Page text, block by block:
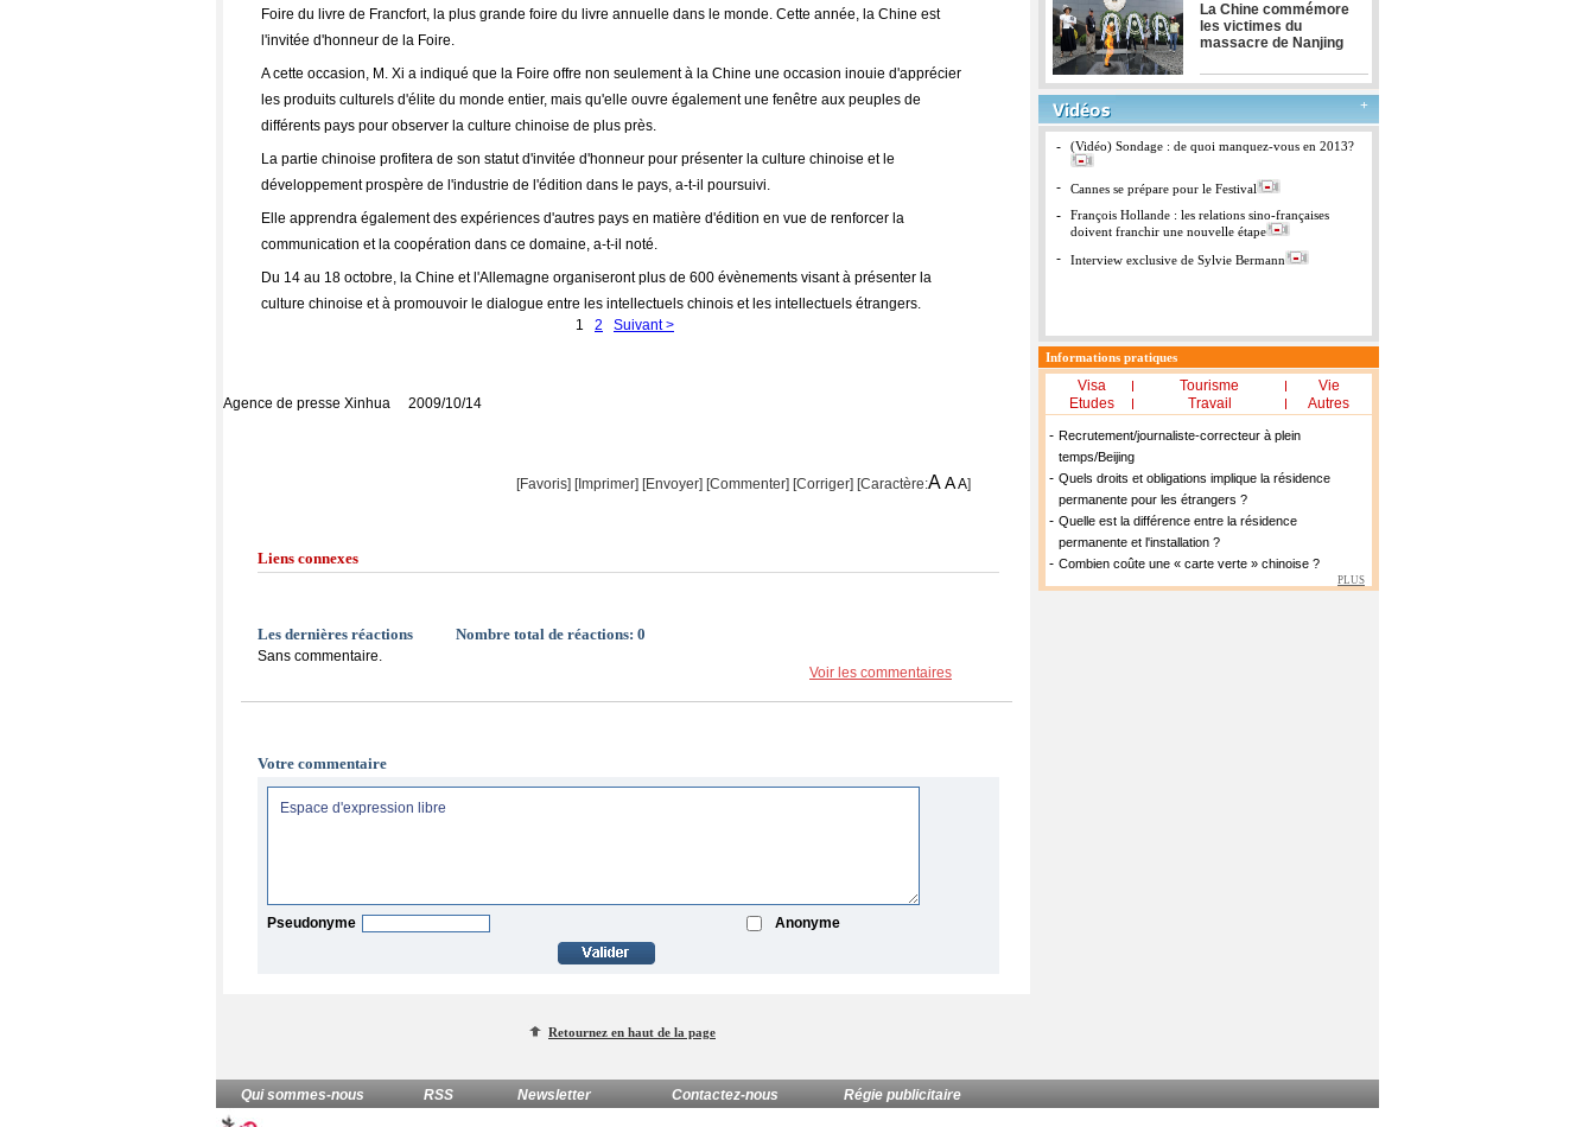
Foire du livre de Francfort, la plus grande foire du livre annuelle dans le monde. Cette année, la Chine est
l'invitée d'honneur de la Foire.
A cette occasion, M. Xi a indiqué que la Foire offre non seulement à la Chine une occasion inouie d'apprécier
les produits culturels d'élite du monde entier, mais qu'elle ouvre également une fenêtre aux peuples de
différents pays pour observer la culture chinoise de plus près.
La partie chinoise profitera de son statut d'invitée d'honneur pour présenter la culture chinoise et le
développement prospère de l'industrie de l'édition dans le pays, a-t-il poursuivi.
Elle apprendra également des expériences d'autres pays en matière d'édition en vue de renforcer la
communication et la coopération dans ce domaine, a-t-il noté.
Du 14 au 18 octobre, la Chine et l'Allemagne organiseront plus de 600 évènements visant à présenter la
culture chinoise et à promouvoir le dialogue entre les intellectuels chinois et les intellectuels étrangers.
1
2 Suivant >
Agence de presse Xinhua 2009/10/14
[Favoris] [Imprimer] [Envoyer] [Commenter] [Corriger] [Caractère:AAA]
Liens connexes
Les dernières réactions Nombre total de réactions: 0
Sans commentaire.
Voir les commentaires
Votre commentaire
Pseudonyme Anonyme
Retournez en haut de la page